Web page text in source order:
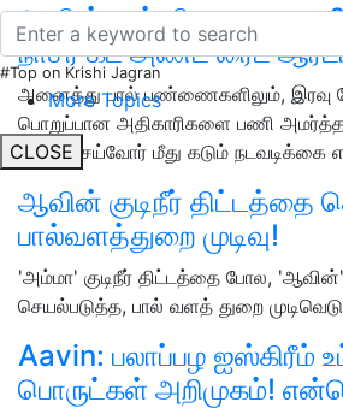
#Top on Krishi Jagran
More Topics
CLOSE
ஆவின் பால் விலை
நாசர் கட் அண்ட் ரைட்
அனைத்து பால் பண்ணைகளிலும், இரவு
பொறுப்பான அதிகாரிகளை பணி
தவறு செய்வோர் மீது கடும் நடவடிக்கை
ஆவின் குடிநீர்
பால்வளத்துறை முடிவு!
'அம்மா' குடிநீர் திட்டத்தை போல, 'ஆவின்'
செயல்படுத்த, பால் வளத் துறை
Aavin: பலாப்பழ ஐஸ்கிரீம்
பொருட்கள் அறிமுகம்!